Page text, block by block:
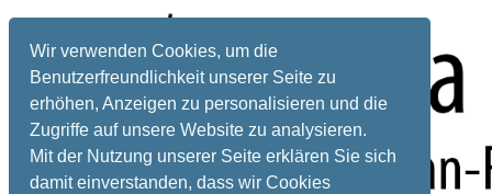
Wir verwenden Cookies, um die
Benutzerfreundlichkeit unserer Seite zu
erhöhen, Anzeigen zu personalisieren und die
Zugriffe auf unsere Website zu analysieren.
Mit der Nutzung unserer Seite erklären Sie sich
damit einverstanden, dass wir Cookies